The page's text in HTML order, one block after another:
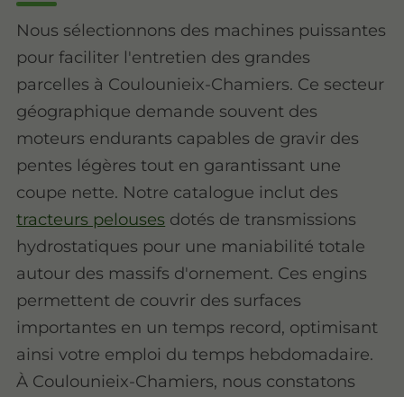
Nous sélectionnons des machines puissantes
pour faciliter l'entretien des grandes
parcelles à Coulounieix-Chamiers. Ce secteur
géographique demande souvent des
moteurs endurants capables de gravir des
pentes légères tout en garantissant une
coupe nette. Notre catalogue inclut des
tracteurs pelouses dotés de transmissions
hydrostatiques pour une maniabilité totale
autour des massifs d'ornement. Ces engins
permettent de couvrir des surfaces
importantes en un temps record, optimisant
ainsi votre emploi du temps hebdomadaire.
À Coulounieix-Chamiers, nous constatons